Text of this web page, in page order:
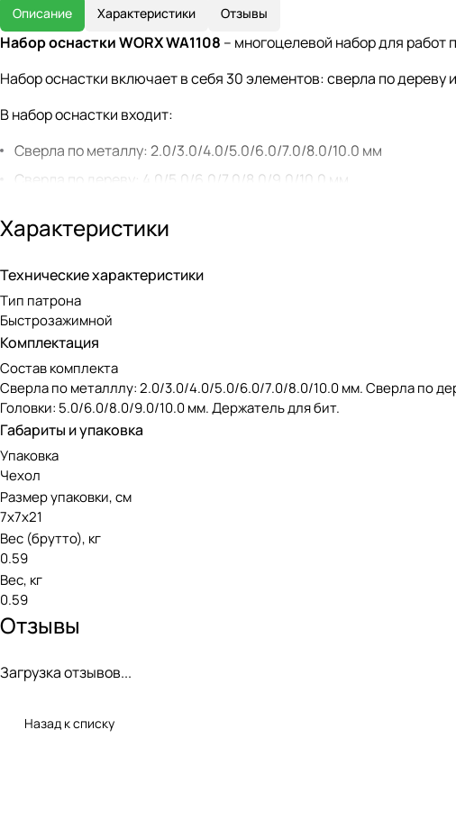
Описание Характеристики Отзывы
Набор оснастки WORX WA1108 – многоцелевой набор для работ
Набор оснастки включает в себя 30 элементов: сверла по
В набор оснастки входит:
Сверла по металлу: 2.0/3.0/4.0/5.0/6.0/7.0/8.0/10.0 мм
Сверла по дереву: 4.0/5.0/6.0/7.0/8.0/9.0/10.0 мм
Биты крестовые: PH1; PH2; PH3
Головки: 5.0/6.0/8.0/9.0/10.0 мм
Держатель для бит
Сверла подходят только к быстрозажимному патрону.
Характеристики
Технические характеристики
Тип патрона
Быстрозажимной
Комплектация
Состав комплекта
Сверла по металллу: 2.0/3.0/4.0/5.0/6.0/7.0/8.0/10.0 мм. Сверла по
Головки: 5.0/6.0/8.0/9.0/10.0 мм. Держатель для бит.
Габариты и упаковка
Упаковка
Чехол
Размер упаковки, см
7х7х21
Вес (брутто), кг
0.59
Вес, кг
0.59
Отзывы
Загрузка отзывов...
Назад к списку